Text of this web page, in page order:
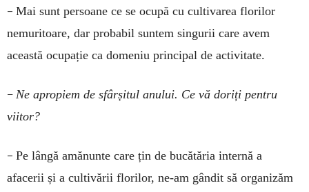
– Mai sunt persoane ce se ocupă cu cultivarea florilor
nemuritoare, dar probabil suntem singurii care avem
această ocupație ca domeniu principal de activitate.
– Ne apropiem de sfârșitul anului. Ce vă doriți pentru
viitor?
– Pe lângă amănunte care țin de bucătăria internă a
afacerii și a cultivării florilor, ne-am gândit să organizăm